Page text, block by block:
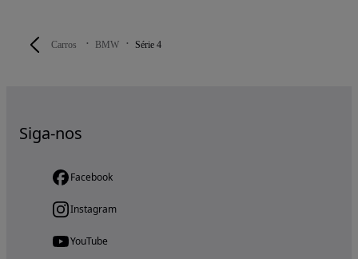
Carros BMW Série 4
Siga-nos
Facebook
Instagram
YouTube